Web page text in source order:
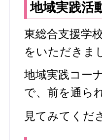
地域実践活
東総合支援学
をいただきま
地域実践コー
で、前を通ら
見てみてくだ